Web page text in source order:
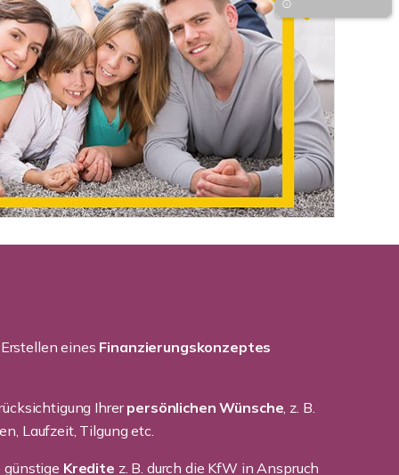
eines Finanzierungskonzeptes
Ihrerpersönlichen Wünsche , z. B.
Laufzeit, Tilgung etc.
günstige Kredite z. B. durch die KfW in Anspruch